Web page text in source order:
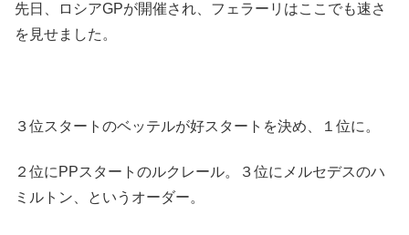
先日、ロシアGPが開催され、フェラーリはここでも速さ
を見せました。
３位スタートのベッテルが好スタートを決め、１位に。
２位にPPスタートのルクレール。３位にメルセデスのハ
ミルトン、というオーダー。